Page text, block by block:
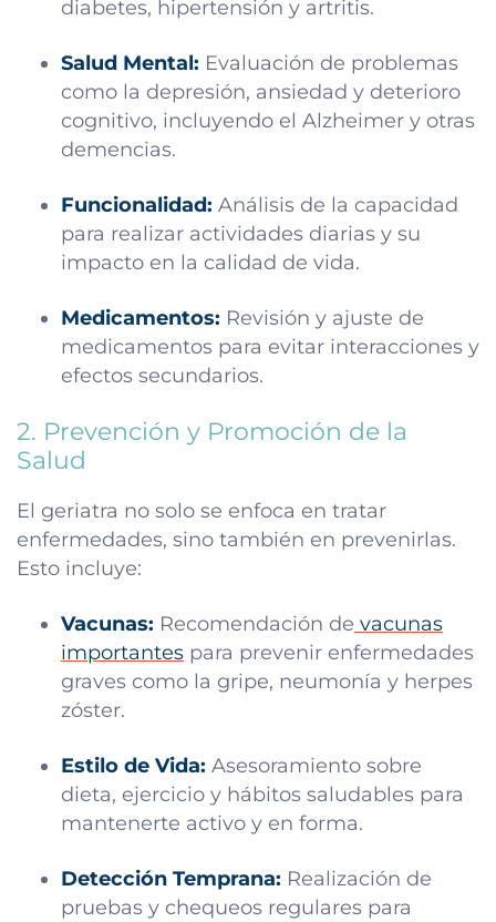
diabetes, hipertensión y artritis.
Salud Mental: Evaluación de problemas
como la depresión, ansiedad y deterioro
cognitivo, incluyendo el Alzheimer y otras
demencias.
Funcionalidad: Análisis de la capacidad
para realizar actividades diarias y su
impacto en la calidad de vida.
Medicamentos: Revisión y ajuste de
medicamentos para evitar interacciones y
efectos secundarios.
2. Prevención y Promoción de la
Salud
El geriatra no solo se enfoca en tratar
enfermedades, sino también en prevenirlas.
Esto incluye:
Vacunas: Recomendación de vacunas
importantes para prevenir enfermedades
graves como la gripe, neumonía y herpes
zóster.
Estilo de Vida: Asesoramiento sobre
dieta, ejercicio y hábitos saludables para
mantenerte activo y en forma.
Detección Temprana: Realización de
pruebas y chequeos regulares para